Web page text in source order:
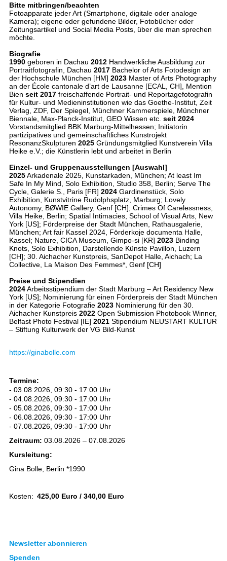
Bitte mitbringen/beachten
Fotoapparate jeder Art (Smartphone, digitale oder analoge
Kamera); eigene oder gefundene Bilder, Fotobücher oder
Zeitungsartikel und Social Media Posts, über die man sprechen
möchte.
Biografie
1990geboren in Dachau 2012Handwerkliche Ausbildung zur
Portraitfotografin, Dachau 2017Bachelor of Arts Fotodesign an
der Hochschule München [HM] 2023Master of Arts Photography
an der École cantonale d’art de Lausanne [ECAL, CH], Mention
Bien seit 2017freischaffende Portrait- und Reportagefotografin
für Kultur- und Medieninstitutionen wie das Goethe-Institut, Zeit
Verlag, ZDF, Der Spiegel, Münchner Kammerspiele, Münchner
Biennale, Max-Planck-Institut, GEO Wissen etc. seit 2024
Vorstandsmitglied BBK Marburg-Mittelhessen; Initiatorin
partizipatives und gemeinschaftliches Kunstrojekt
ResonanzSkulpturen 2025Gründungsmitglied Kunstverein Villa
Heike e.V.; die Künstlerin lebt und arbeitet in Berlin
Einzel- und Gruppenausstellungen [Auswahl]
2025Arkadenale 2025, Kunstarkaden, München; At least Im
Safe In My Mind, Solo Exhibition, Studio 358, Berlin; Serve The
Cycle, Galerie S., Paris [FR] 2024Gardinenstück, Solo
Exhibition, Kunstvitrine Rudolphsplatz, Marburg; Lovely
Autonomy, BØWIE Gallery, Genf [CH]; Crimes Of Carelessness,
Villa Heike, Berlin; Spatial Intimacies, School of Visual Arts, New
York [US]; Förderpreise der Stadt München, Rathausgalerie,
München; Art fair Kassel 2024, Förderkoje documenta Halle,
Kassel; Nature, CICA Museum, Gimpo-si [KR] 2023Binding
Knots, Solo Exhibition, Darstellende Künste Pavillon, Luzern
[CH]; 30. Aichacher Kunstpreis, SanDepot Halle, Aichach; La
Collective, La Maison Des Femmes*, Genf [CH]
Preise und Stipendien
2024Arbeitsstipendium der Stadt Marburg – Art Residency New
York [US]; Nominierung für einen Förderpreis der Stadt München
in der Kategorie Fotografie 2023Nominierung für den 30.
Aichacher Kunstpreis 2022Open Submission Photobook Winner,
Belfast Photo Festival [IE] 2021Stipendium NEUSTART KULTUR
– Stiftung Kulturwerk der VG Bild-Kunst
https://ginabolle.com
Termine:
- 03.08.2026, 09:30 - 17:00 Uhr
- 04.08.2026, 09:30 - 17:00 Uhr
- 05.08.2026, 09:30 - 17:00 Uhr
- 06.08.2026, 09:30 - 17:00 Uhr
- 07.08.2026, 09:30 - 17:00 Uhr
Zeitraum: 03.08.2026 – 07.08.2026
Kursleitung:
Gina Bolle, Berlin *1990
Kosten: 425,00 Euro / 340,00 Euro
Newsletter abonnieren
Spenden